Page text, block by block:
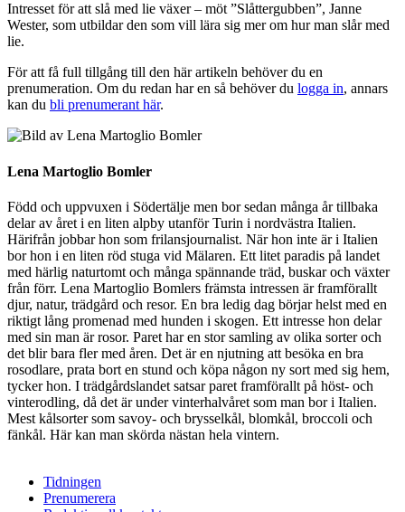
Intresset för att slå med lie växer – möt ”Slåttergubben”, Janne
Wester, som utbildar den som vill lära sig mer om hur man slår med
lie.
För att få full tillgång till den här artikeln behöver du en
prenumeration. Om du redan har en så behöver du logga in, annars
kan du bli prenumerant här.
Lena Martoglio Bomler
Född och uppvuxen i Södertälje men bor sedan många år tillbaka
delar av året i en liten alpby utanför Turin i nordvästra Italien.
Härifrån jobbar hon som frilansjournalist. När hon inte är i Italien
bor hon i en liten röd stuga vid Mälaren. Ett litet paradis på landet
med härlig naturtomt och många spännande träd, buskar och växter
från förr. Lena Martoglio Bomlers främsta intressen är framförallt
djur, natur, trädgård och resor. En bra ledig dag börjar helst med en
riktigt lång promenad med hunden i skogen. Ett intresse hon delar
med sin man är rosor. Paret har en stor samling av olika sorter och
det blir bara fler med åren. Det är en njutning att besöka en bra
rosodlare, prata bort en stund och köpa någon ny sort med sig hem,
tycker hon. I trädgårdslandet satsar paret framför­allt på höst- och
vinterodling, då det är under vinterhalvåret som man bor i Italien.
Mest kålsorter som savoy- och brysselkål, blomkål, broccoli och
fänkål. Här kan man skörda nästan hela vintern.
Tidningen
Prenumerera